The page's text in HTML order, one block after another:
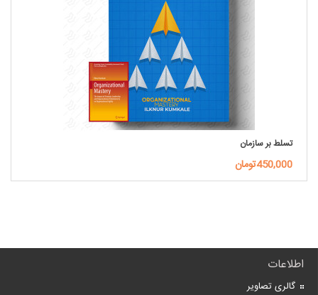
تسلط بر سازمان
450,000تومان
اطلاعات
گالری تصاویر